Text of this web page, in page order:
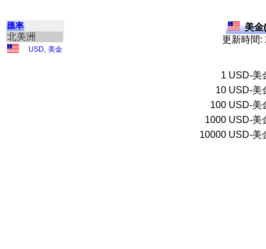
匯率
北美洲
USD 美金
美金
更新時間:
1 USD-美
10 USD-美
100 USD-美
1000 USD-美
10000 USD-美